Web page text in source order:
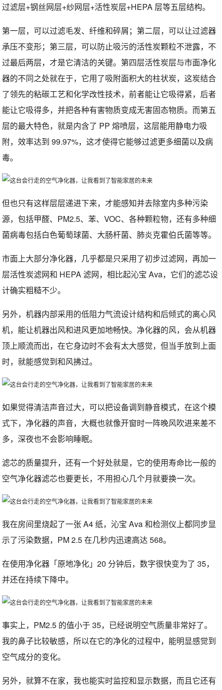
过滤层+钢丝网层+纱网层+活性炭层+HEPA 层等五层结构。
第一层，可以过滤毛发、纤维和碎屑；第二层，可以让过滤器
承压不变形；第三层，可以防止吸污的活性炭颗粒不泄露，不
过最后两层，才是它清洁的关键。第四层活性炭层与市面净化
器的不同之处就在于，它用了吸附面积大的柱状炭，这炭结合
了领先的粘碳工艺和化学改性技术，前者能让它吸得紧，后者
能让它吸得多，并把各种有害物质变成无害固态物质。而第五
层的最大特色，就是内含了 PP 熔喷层，这层能用静电力吸
附，效率达到 99.97%，这才使得它能够过滤更多细菌以及病
毒。
但也只有这样层层递进下来，才能感知并去除室内多种污染
源，包括甲醛、PM2.5、苯、VOC、各种颗粒物，还有多种细
菌病毒包括白色葡萄球菌、大肠杆菌、肺炎克霍伯氏菌等等。
市面上大部分净化器，几乎都是只采用了初步过滤网，再加一
层活性炭滤网和 HEPA 滤网，相比起沁宝 Ava，它们的滤芯设
计确实粗糙不少。
另外，机器内部采用的低阻力气流设计结构和后倾式的离心风
机，能让机器出风和进风更加地畅快。净化器的风，会从机器
顶上顺流而出，在它身边时不会有太大感觉，但当手放到上面
时，就能感觉到和风拂过。
如果觉得清洁声音过大，可以把设备调到静音模式，在这个模
式下，净化器的声音，大概也就像开窗时一阵晚风吹进来差不
多，深夜也不会影响睡眠。
滤芯的质量提升，还有一个好处就是，它的使用寿命比一般的
空气净化器滤芯也要更长，不用担心几个月就要换一次。
我在房间里烧起了一张 A4 纸，沁宝 Ava 和检测仪上都同步显
示了污染数据，PM 2.5 在几秒内迅速高达 568。
在使用净化器「原地净化」20 分钟后，数字很快变为了 35，
并还在持续下降中。
事实上，PM2.5 的值小于 35，已经说明空气质量非常好了。
我的鼻子比较敏感，所以在它的净化的过程中，能明显感觉到
空气成分的变化。
另外，就算不在家，我也能实时监控和显示数据，而且它还有